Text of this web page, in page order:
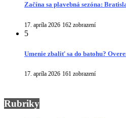
Začína sa plavebná sezóna:
17. apríla 2026 162 zobrazení
5
Umenie zbaliť sa do batohu?
17. apríla 2026 161 zobrazení
Rubriky